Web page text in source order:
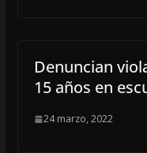
Denuncian
15 años en
24 marzo, 2022